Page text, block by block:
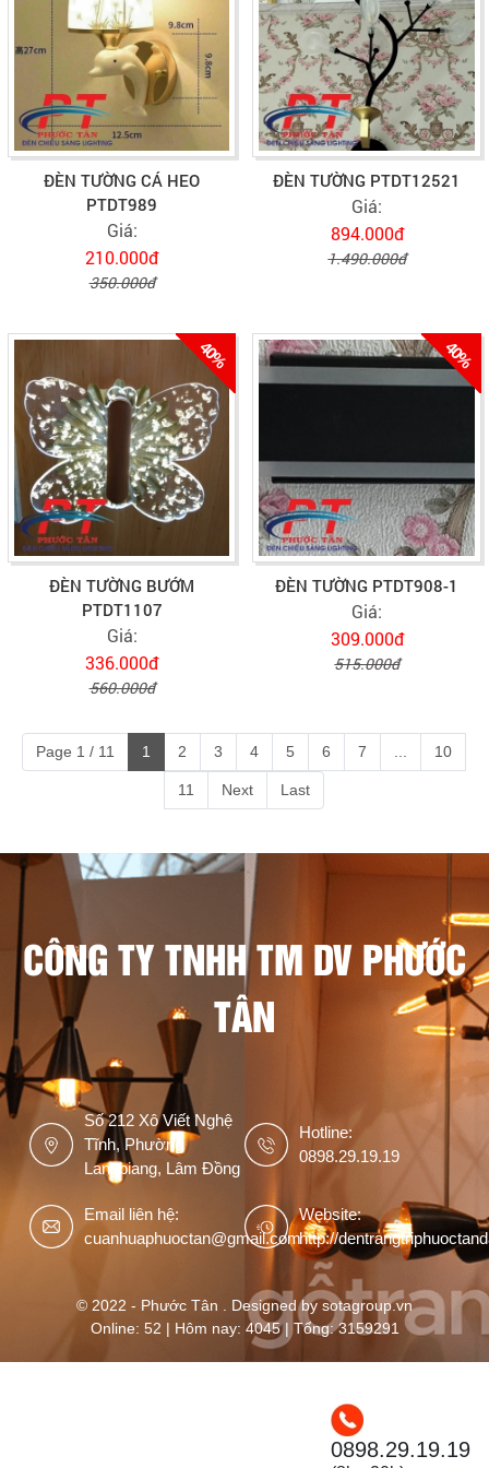
ĐÈN TƯỜNG CÁ HEO
PTDT989
Giá:
210.000đ
350.000đ
ĐÈN TƯỜNG PTDT12521
Giá:
894.000đ
1.490.000đ
40%
ĐÈN TƯỜNG BƯỚM
PTDT1107
Giá:
336.000đ
560.000đ
40%
ĐÈN TƯỜNG PTDT908-1
Giá:
309.000đ
515.000đ
Page 1 / 11 1 2 3 4 5 6 7 10
11 Next Last
CÔNG TY TNHH TM DV PHƯỚC
TÂN
Số 212 Xô Viết Nghệ
Tĩnh, Phường
Langbiang, Lâm Đồng
Hotline:
0898.29.19.19
Email liên hệ:
cuanhuaphuoctan@gmail.com
Website:
http://
© 2022 - Phước Tân . Designed by sotagroup.vn
Online: 52 | Hôm nay: 4045 | Tổng: 3159291
0898.29.19.19